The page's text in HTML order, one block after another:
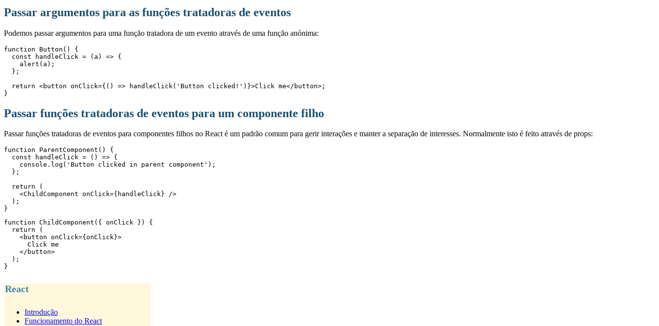
Passar argumentos para as funções tratadoras de eventos
Podemos passar argumentos para uma função tratadora de um evento através de uma função anónima:
function Button() {
}
Passar funções tratadoras de eventos para um componente filho
Passar funções tratadoras de eventos para componentes filhos no React é um padrão comum para gerir interações e manter a separação de interesses. Normalmente isto é feito através de props:
function ParentComponent() {
}
function ChildComponent({ onClick }) {
}
React
Introdução
Funcionamento do React